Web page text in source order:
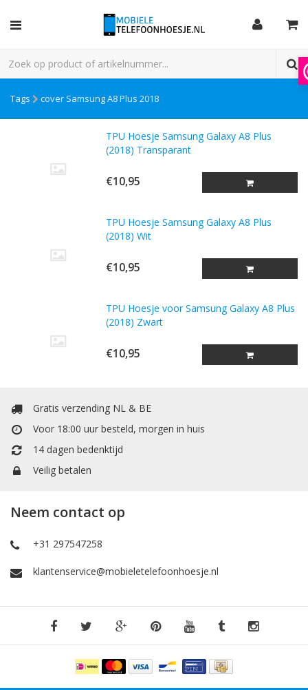
Tags cover Samsung A8 Plus 2018
TPU Hoesje Samsung Galaxy A8 Plus
(2018) Transparant
€10,95
TPU Hoesje Samsung Galaxy A8 Plus
(2018) Wit
€10,95
TPU Hoesje voor Samsung Galaxy A8 Plus
(2018) Zwart
€10,95
Gratis verzending NL & BE
Voor 18:00 uur besteld, morgen in huis
14 dagen bedenktijd
Veilig betalen
Neem contact op
+31 297547258
klantenservice@mobieletelefoonhoesje.nl